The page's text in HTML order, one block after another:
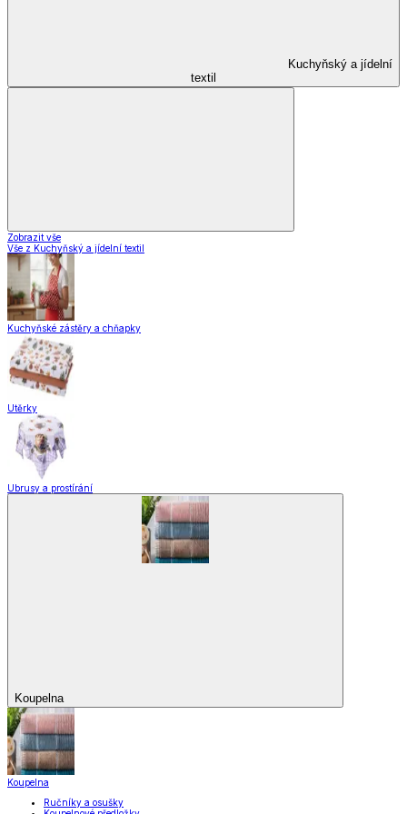
Kuchyňský a jídelní
textil
Zobrazit vše
Vše z Kuchyňský a jídelní textil
Kuchyňské zástěry a chňapky
Utěrky
Ubrusy a prostírání
Koupelna
Koupelna
Ručníky a osušky